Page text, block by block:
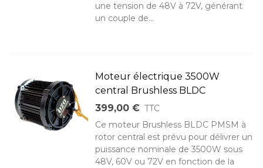
une tension de 48V à 72V, générant
un couple de...
Moteur électrique 3500W
central Brushless BLDC
399,00 € TTC
Ce moteur Brushless BLDC PMSM à
rotor central est prévu pour délivrer un
puissance nominale de 3500W sous
48V, 60V ou 72V en fonction de la